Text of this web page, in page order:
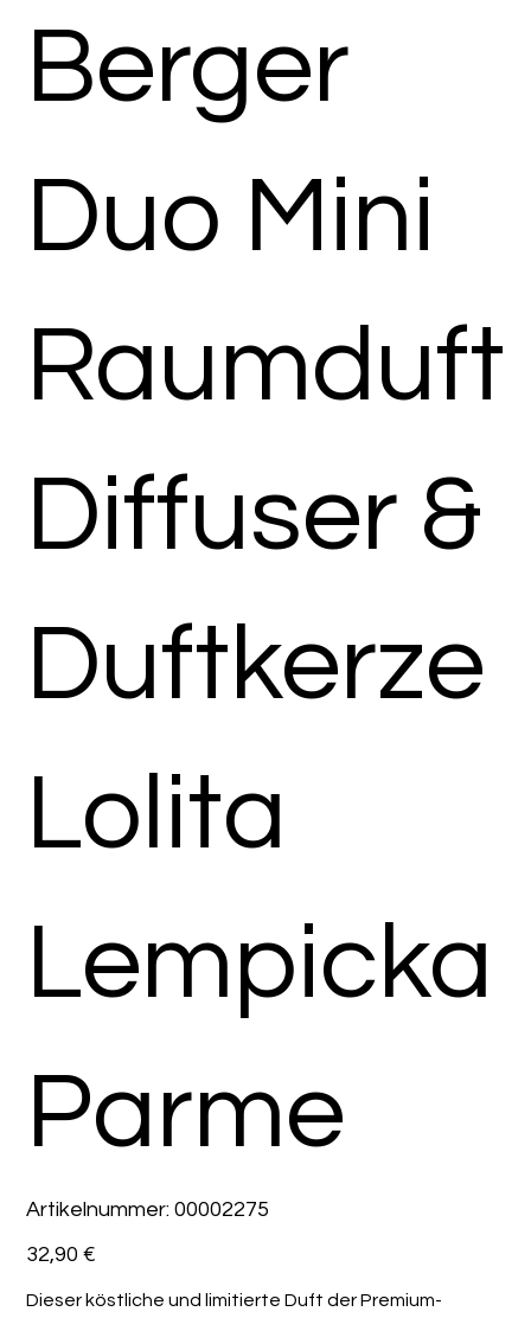
Berger
Duo Mini
Raumduft
Diffuser &
Duftkerze
Lolita
Lempicka
Parme
Artikelnummer: Artikelnummer:
00002275
00002275
Preis
32,90 €
Dieser köstliche und limitierte Duft der Premium-